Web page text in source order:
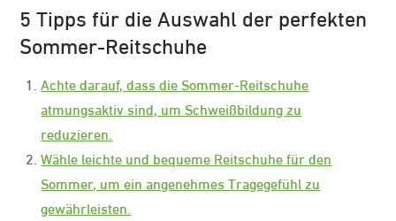
5 Tipps für die Auswahl der perfekten
Sommer-Reitschuhe
Achte darauf, dass die Sommer-Reitschuhe
atmungsaktiv sind, um Schweißbildung zu
reduzieren.
Wähle leichte und bequeme Reitschuhe für den
Sommer, um ein angenehmes Tragegefühl zu
gewährleisten.